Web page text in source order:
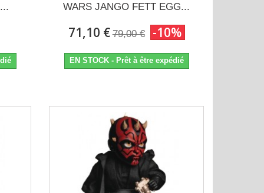
WARS JANGO FETT EGG...
71,10 € 79,00 € -10%
EN STOCK - Prêt à être expédié